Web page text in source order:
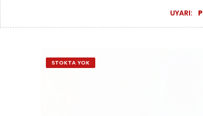
UYARI:
STOKTA YOK